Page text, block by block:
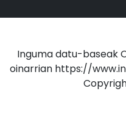
Inguma datu-baseak
oinarrian https://